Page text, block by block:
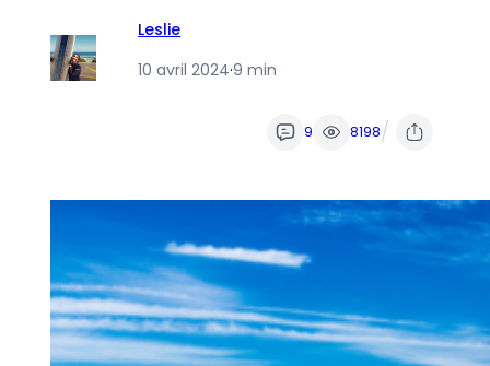
Leslie
10 avril 2024·9 min
9 8198/